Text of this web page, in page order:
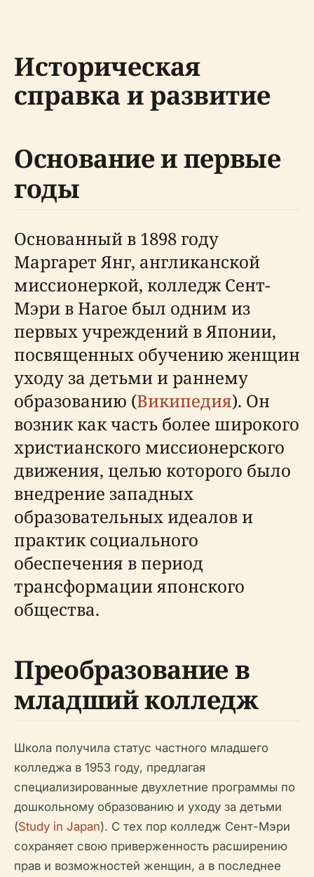
Историческая
справка и развитие
Основание и первые
годы
Основанный в 1898 году
Маргарет Янг, англиканской
миссионеркой, колледж Сент-
Мэри в Нагое был одним из
первых учреждений в Японии,
посвященных обучению женщин
уходу за детьми и раннему
образованию (Википедия). Он
возник как часть более широкого
христианского миссионерского
движения, целью которого было
внедрение западных
образовательных идеалов и
практик социального
обеспечения в период
трансформации японского
общества.
Преобразование в
младший колледж
Школа получила статус частного младшего
колледжа в 1953 году, предлагая
специализированные двухлетние программы по
дошкольному образованию и уходу за детьми
(Study in Japan). С тех пор колледж Сент-Мэри
сохраняет свою приверженность расширению
прав и возможностей женщин, а в последнее